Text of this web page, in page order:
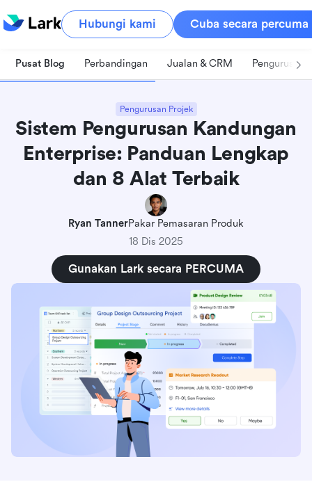
Hubungi kami Cuba secara percuma
Pusat Blog Perbandingan Jualan & CRM Pengurusan
Pengurusan Projek
Sistem Pengurusan Kandungan
Enterprise: Panduan Lengkap
dan 8 Alat Terbaik
Ryan TannerPakar Pemasaran Produk
18 Dis 2025
Gunakan Lark secara PERCUMA